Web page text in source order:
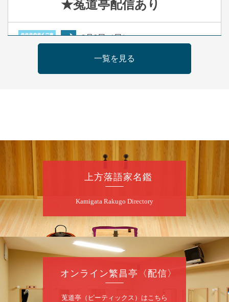
★菟道亭配信あり
8月9日（日）
らららのらくご会④
桂雀太「まんじゅうこわい」／桂三度「青
お問合せ：らららのらくご会予約事務局
090-6976-1777 email：
lalalanorakugo@gmail.com
昼
桂九寿玉／桂弥太郎／桂かい枝※／けんたと
ももえ（音曲漫才）※／笑福亭三喬／桂米二
～仲入～桂咲之輔／林家染団治／渡辺あきら
（ジャグリング）／笑福亭松枝（※…配信は
ございません）
★菟道亭配信あり
一覧を見る
上方落語家名鑑
Kamigata Rakugo Directory
オンライン繁昌亭〈配信〉
莵道亭（ピーティックス）はこちら